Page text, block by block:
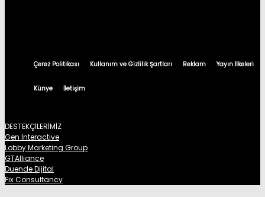
Çerez Politikası Kullanım ve Gizlilik Şartları Reklam Yayın İlkeleri
Künye İletişim
DESTEKÇİLERİMİZ
Gen Interactive
Lobby Marketing Group
GTAlliance
Duende Dijital
Fix Consultancy